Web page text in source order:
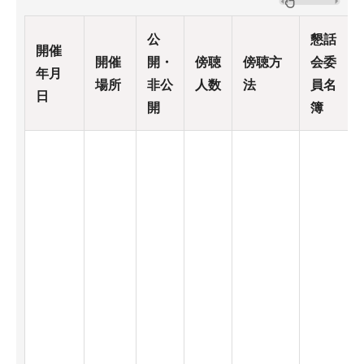
開催
年月
日
開催
場所
公
開・
非公
開
傍聴
人数
傍聴方
法
懇話
会委
員名
簿